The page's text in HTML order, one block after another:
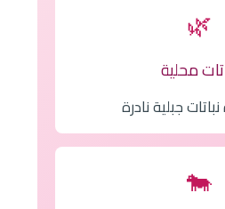
🌿
محلية
جبلية نادرة
🐄